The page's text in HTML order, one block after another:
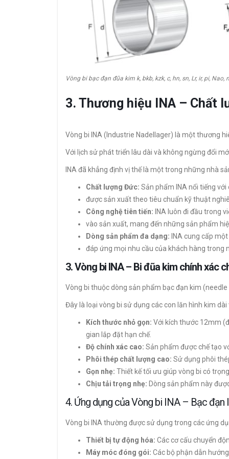
Vòng bi bạc đạn đũa kim k, bkb, kzk, c, hn, sn, Lr, ir, pi, Nao,
3. Thương hiệu INA – Chất
Vòng bi INA (Industrie Nadellager) là một thương
Với lịch sử phát triển lâu dài và không ngừng đổi
INA đã khẳng định vị thế là một trong những nhà
Chất lượng Đức: Sản phẩm INA nổi tiếng
được sản xuất theo tiêu chuẩn kỹ thuật
Công nghệ tiên tiến: INA luôn đi đầu trong
vào sản xuất, mang đến những sản phẩm
Dòng sản phẩm đa dạng: INA cung cấp
đáp ứng mọi nhu cầu của khách hàng trong
3. Vòng bi INA – Bi đũa kim chính xác
Vòng bi thuộc dòng sản phẩm bạc đạn kim
Đây là loại vòng bi sử dụng các con lăn hình kim
Kích thước nhỏ gọn: Với kích thước 12mm
gian lắp đặt hạn chế.
Độ chính xác cao: Sản phẩm được chế tạo
Phôi thép chất lượng cao: Sử dụng phôi
Gọn nhẹ: Thiết kế tối ưu giúp vòng bi có
Chịu tải trọng nhẹ: Dòng sản phẩm này
4. Ứng dụng của Vòng bi INA – Bạc đạn
Vòng bi INA thường được sử dụng trong các ứng
Thiết bị tự động hóa: Các cơ cấu chuyển
Máy móc đóng gói: Các bộ phận dẫn